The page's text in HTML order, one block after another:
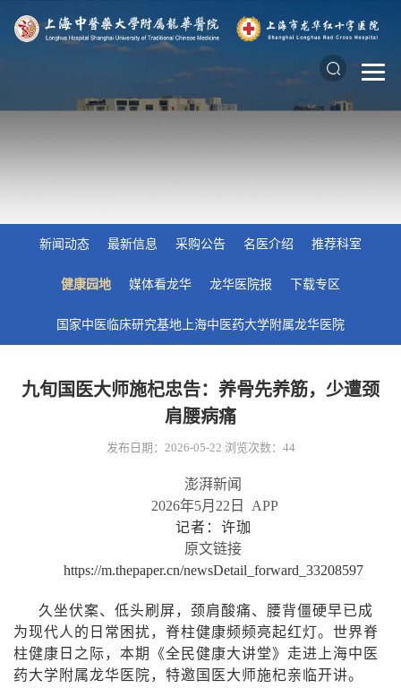
新闻动态 最新信息 采购公告 名医介绍 推荐科室
健康园地 媒体看龙华 龙华医院报 下载专区
国家中医临床研究基地上海中医药大学附属龙华医院
九旬国医大师施杞忠告：养骨先养筋，少遭颈
肩腰病痛
发布日期：2026-05-22 浏览次数： 44
澎湃新闻
2026年5月 22 日
APP
记者：许珈
原文链接
https://m.thepaper.cn/newsDetail_forward_33208597
久坐伏案、低头刷屏，颈肩酸痛、腰背僵硬早已成
为现代人的日常困扰，脊柱健康频频亮起红灯。世界脊
柱健康日之际，本期《全民健康大讲堂》走进上海中医
药大学附属龙华医院，特邀国医大师施杞亲临开讲。